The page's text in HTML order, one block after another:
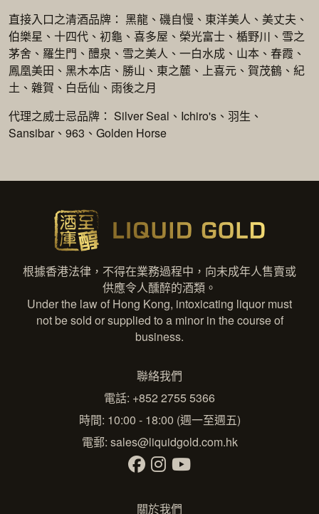
直接入口之清酒品牌： 黑龍、磯自慢、東洋美人、美丈夫、
伯樂星、十四代、初龜、喜多屋、榮光富士、楯野川、雪之
茅舍、羅生門、醴泉、雪之美人、一白水成、山本、春霞、
鳳凰美田、黑木本店、勝山、東之麓、上喜元、賀茂鶴、紀
土、雜賀、白岳仙、雨後之月
代理之威士忌品牌： Silver Seal、Ichiro's、羽生、
Sansibar、963、Golden Horse
根據香港法律，不得在業務過程中，向未成年人售賣或
供應令人醺醉的酒類。
Under the law of Hong Kong, intoxicating liquor must
not be sold or supplied to a minor in the course of
business.
聯絡我們
電話: +852 2755 5366
時間: 10:00 - 18:00 (週一至週五)
電郵: sales@liquidgold.com.hk
關於我們